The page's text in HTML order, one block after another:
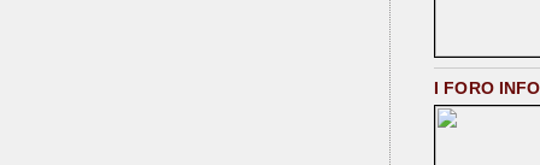
I FORO